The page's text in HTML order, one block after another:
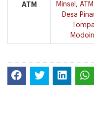
ATM
Minsel ,
Desa